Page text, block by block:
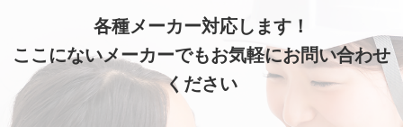
各種メーカー対応します！
ここにないメーカーでもお気軽にお問い合わせ
ください